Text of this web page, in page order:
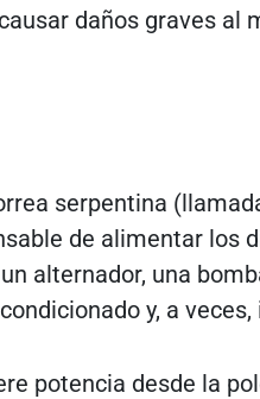
daños graves
serpentina
de alimentar los
alternador, una
y, a
potencia desde la